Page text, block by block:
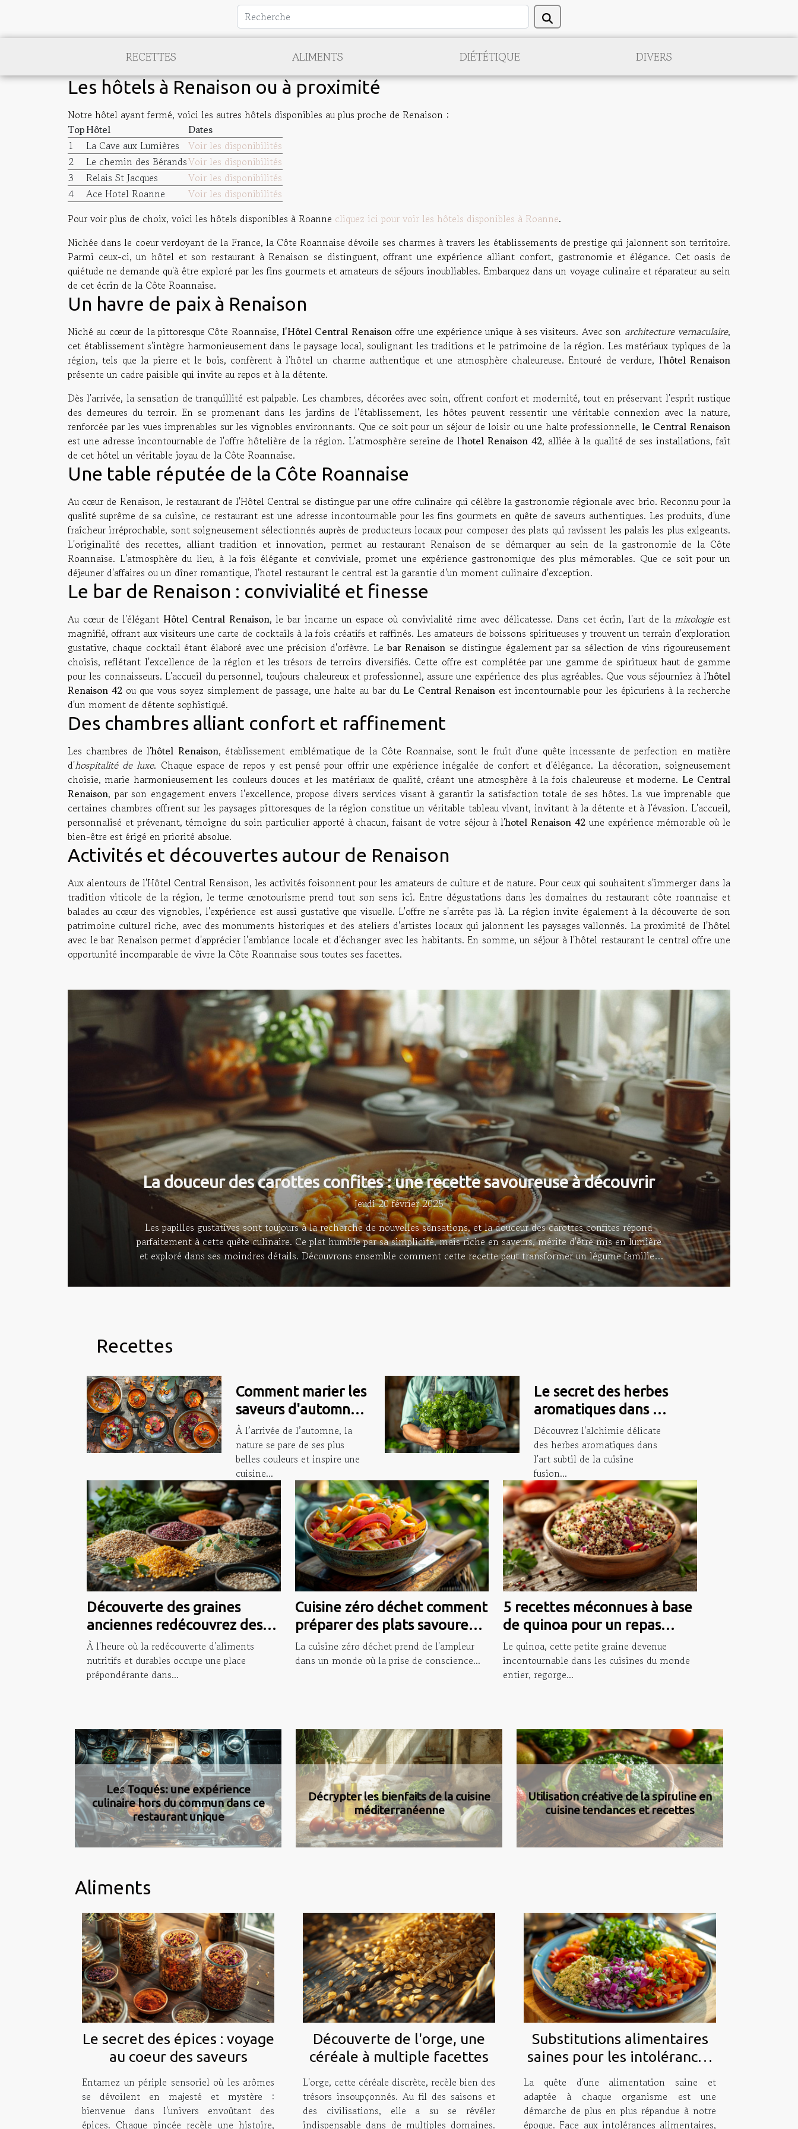
RECETTES ALIMENTS DIÉTÉTIQUE DIVERS
Les hôtels à Renaison ou à proximité
Notre hôtel ayant fermé, voici les autres hôtels disponibles au plus proche de Renaison :
TopHôtel
Dates
1
La Cave aux Lumières
Voir les disponibilités
2
Le chemin des BérandsVoir les disponibilités
3
Relais St Jacques
Voir les disponibilités
4
Ace Hotel Roanne
Voir les disponibilités
Pour voir plus de choix, voici les hôtels disponibles à Roanne cliquez ici pour voir les hôtels disponibles à Roanne.
Nichée dans le coeur verdoyant de la France, la Côte Roannaise dévoile ses charmes à travers les établissements de prestige qui jalonnent son territoire.
Parmi ceux-ci, un hôtel et son restaurant à Renaison se distinguent, offrant une expérience alliant confort, gastronomie et élégance. Cet oasis de
quiétude ne demande qu'à être exploré par les fins gourmets et amateurs de séjours inoubliables. Embarquez dans un voyage culinaire et réparateur au sein
de cet écrin de la Côte Roannaise.
Un havre de paix à Renaison
Niché au cœur de la pittoresque Côte Roannaise,l'Hôtel Central Renaisonoffre une expérience unique à ses visiteurs. Avec son architecture vernaculaire,
cet établissement s'intègre harmonieusement dans le paysage local, soulignant les traditions et le patrimoine de la région. Les matériaux typiques de la
région, tels que la pierre et le bois, confèrent à l'hôtel un charme authentique et une atmosphère chaleureuse. Entouré de verdure, l'hôtel Renaison
présente un cadre paisible qui invite au repos et à la détente.
Dès l'arrivée, la sensation de tranquillité est palpable. Les chambres, décorées avec soin, offrent confort et modernité, tout en préservant l'esprit rustique
des demeures du terroir. En se promenant dans les jardins de l'établissement, les hôtes peuvent ressentir une véritable connexion avec la nature,
renforcée par les vues imprenables sur les vignobles environnants. Que ce soit pour un séjour de loisir ou une halte professionnelle, le Central Renaison
est une adresse incontournable de l'offre hôtelière de la région. L'atmosphère sereine de l'hotel Renaison 42, alliée à la qualité de ses installations, fait
de cet hôtel un véritable joyau de la Côte Roannaise.
Une table réputée de la Côte Roannaise
Au cœur de Renaison, le restaurant de l'Hôtel Central se distingue par une offre culinaire qui célèbre la gastronomie régionale avec brio. Reconnu pour la
qualité suprême de sa cuisine, ce restaurant est une adresse incontournable pour les fins gourmets en quête de saveurs authentiques. Les produits, d'une
fraîcheur irréprochable, sont soigneusement sélectionnés auprès de producteurs locaux pour composer des plats qui ravissent les palais les plus exigeants.
L'originalité des recettes, alliant tradition et innovation, permet au restaurant Renaison de se démarquer au sein de la gastronomie de la Côte
Roannaise. L'atmosphère du lieu, à la fois élégante et conviviale, promet une expérience gastronomique des plus mémorables. Que ce soit pour un
déjeuner d'affaires ou un dîner romantique, l'hotel restaurant le central est la garantie d'un moment culinaire d'exception.
Le bar de Renaison : convivialité et finesse
Au cœur de l'élégant Hôtel Central Renaison, le bar incarne un espace où convivialité rime avec délicatesse. Dans cet écrin, l'art de la mixologieest
magnifié, offrant aux visiteurs une carte de cocktails à la fois créatifs et raffinés. Les amateurs de boissons spiritueuses y trouvent un terrain d'exploration
gustative, chaque cocktail étant élaboré avec une précision d'orfèvre. Le bar Renaison se distingue également par sa sélection de vins rigoureusement
choisis, reflétant l'excellence de la région et les trésors de terroirs diversifiés. Cette offre est complétée par une gamme de spiritueux haut de gamme
pour les connaisseurs. L'accueil du personnel, toujours chaleureux et professionnel, assure une expérience des plus agréables. Que vous séjourniez à l'hôtel
Renaison 42 ou que vous soyez simplement de passage, une halte au bar du Le Central Renaisonest incontournable pour les épicuriens à la recherche
d'un moment de détente sophistiqué.
Des chambres alliant confort et raffinement
Les chambres de l'hôtel Renaison, établissement emblématique de la Côte Roannaise, sont le fruit d'une quête incessante de perfection en matière
d'hospitalité de luxe. Chaque espace de repos y est pensé pour offrir une expérience inégalée de confort et d'élégance. La décoration, soigneusement
choisie, marie harmonieusement les couleurs douces et les matériaux de qualité, créant une atmosphère à la fois chaleureuse et moderne. Le Central
Renaison, par son engagement envers l'excellence, propose divers services visant à garantir la satisfaction totale de ses hôtes. La vue imprenable que
certaines chambres offrent sur les paysages pittoresques de la région constitue un véritable tableau vivant, invitant à la détente et à l'évasion. L'accueil,
personnalisé et prévenant, témoigne du soin particulier apporté à chacun, faisant de votre séjour à l'hotel Renaison 42une expérience mémorable où le
bien-être est érigé en priorité absolue.
Activités et découvertes autour de Renaison
Aux alentours de l'Hôtel Central Renaison, les activités foisonnent pour les amateurs de culture et de nature. Pour ceux qui souhaitent s'immerger dans la
tradition viticole de la région, le terme œnotourisme prend tout son sens ici. Entre dégustations dans les domaines du restaurant côte roannaise et
balades au cœur des vignobles, l'expérience est aussi gustative que visuelle. L'offre ne s'arrête pas là. La région invite également à la découverte de son
patrimoine culturel riche, avec des monuments historiques et des ateliers d'artistes locaux qui jalonnent les paysages vallonnés. La proximité de l'hôtel
avec le bar Renaison permet d'apprécier l'ambiance locale et d'échanger avec les habitants. En somme, un séjour à l'hôtel restaurant le central offre une
opportunité incomparable de vivre la Côte Roannaise sous toutes ses facettes.
La douceur des carottes confites : une recette savoureuse à découvrir
Jeudi 20 février 2025
Les papilles gustatives sont toujours à la recherche de nouvelles sensations, et la douceur des carottes confites répond
parfaitement à cette quête culinaire. Ce plat humble par sa simplicité, mais riche en saveurs, mérite d'être mis en lumière
et exploré dans ses moindres détails. Découvrons ensemble comment cette recette peut transformer un légume familier
en une expérience gustative raffinée et surprenante, promettant de ravir les gourmets les plus exigeants. L'origine des
carottes confites L'histoire culinaire des carottes confites remonte à plusieurs siècles, lorsque la conservation des aliments
Recettes
Découverte des graines
anciennes redécouvrez des
recettes avec millet,
épeautre et amarante
À l'heure où la redécouverte d'aliments
nutritifs et durables occupe une place
prépondérante dans...
Cuisine zéro déchet comment
préparer des plats savoureux
avec des épluchures
La cuisine zéro déchet prend de l'ampleur
dans un monde où la prise de conscience...
5 recettes méconnues à base
de quinoa pour un repas
nutritif et original
Le quinoa, cette petite graine devenue
incontournable dans les cuisines du monde
entier, regorge...
Comment marier les
saveurs d'automne
dans des recettes
réconfortantes et
faciles
À l’arrivée de l’automne, la
nature se pare de ses plus
belles couleurs et inspire une
cuisine...
Le secret des herbes
aromatiques dans la
cuisine fusion
asiatique
Découvrez l'alchimie délicate
des herbes aromatiques dans
l'art subtil de la cuisine
fusion...
Les bienfaits méconnus des graines
de chia dans votre alimentation
quotidienne
Découverte de l'Hôtel Central
Renaison, une pépite au cœur de la
Côte Roannaise
Substitutions alimentaires saines
pour les intolérances comment
cuisiner sans allergènes
Previous Next
Aliments
Le secret des épices : voyage
au coeur des saveurs
Entamez un périple sensoriel où les arômes
se dévoilent en majesté et mystère :
bienvenue dans l'univers envoûtant des
épices. Chaque pincée recèle une histoire,
Découverte de l'orge, une
céréale à multiple facettes
L'orge, cette céréale discrète, recèle bien des
trésors insoupçonnés. Au fil des saisons et
des civilisations, elle a su se révéler
indispensable dans de multiples domaines.
Substitutions alimentaires
saines pour les intolérances
comment cuisiner sans
allergènes
La quête d'une alimentation saine et
adaptée à chaque organisme est une
démarche de plus en plus répandue à notre
époque. Face aux intolérances alimentaires,